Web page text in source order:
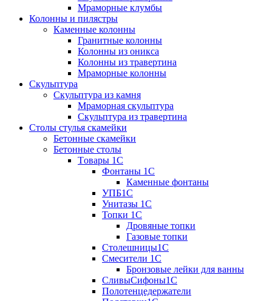
Мраморные клумбы
Колонны и пилястры
Каменные колонны
Гранитные колонны
Колонны из оникса
Колонны из травертина
Мраморные колонны
Скульптура
Скульптура из камня
Мраморная скульптура
Скульптура из травертина
Столы стулья скамейки
Бетонные скамейки
Бетонные столы
Tовары 1C
Фонтаны 1C
Каменные фонтаны
УПБ1С
Унитазы 1С
Топки 1С
Дровяные топки
Газовые топки
Столешницы1С
Смесители 1С
Бронзовые лейки для ванны
СливыСифоны1С
Полотенцедержатели